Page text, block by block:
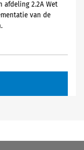
afdeling 2.2A Wet
van de